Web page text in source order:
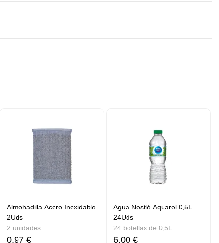
Almohadilla Acero Inoxidable
2Uds
2 unidades
0,97 €
Agua Nestlé Aquarel 0,5L
24Uds
24 botellas de 0,5L
6,00 €